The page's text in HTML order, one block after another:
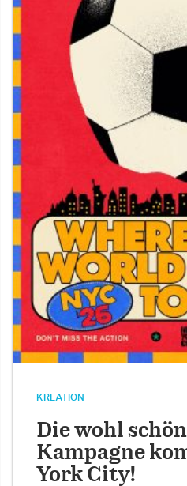
KREATION
Die wohl
Kampagne
York City!